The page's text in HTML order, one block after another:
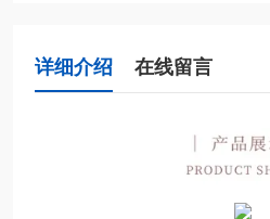
详细介绍 在线留言